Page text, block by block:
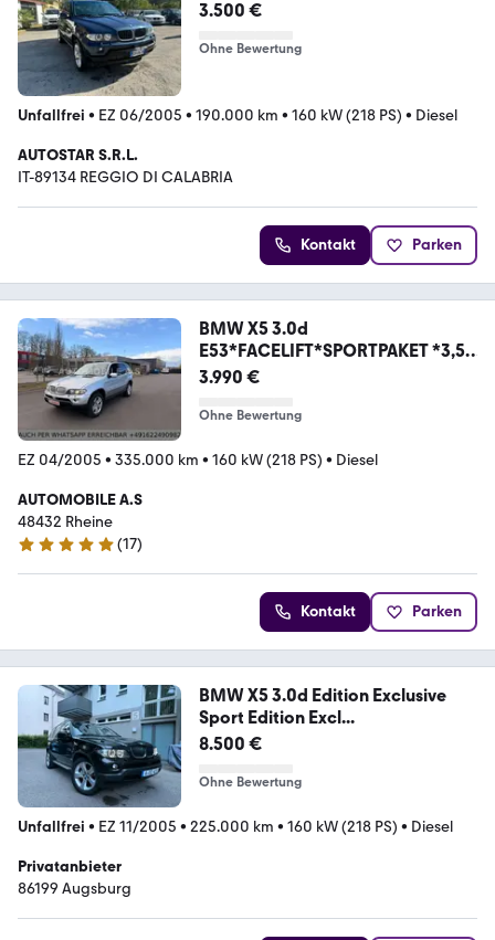
3.500 €
Ohne Bewertung
Unfallfrei • EZ 06/2005 • 190.000 km • 160 kW (218 PS) • Diesel
AUTOSTAR S.R.L.
IT-89134 REGGIO DI CALABRIA
Kontakt Parken
BMW X5 3.0d
E53*FACELIFT*SPORTPAKET *3,5
T AHK*LEDER
3.990 €
Ohne Bewertung
EZ 04/2005 • 335.000 km • 160 kW (218 PS) • Diesel
AUTOMOBILE A.S
48432 Rheine
5 Sterne
(17)
Kontakt Parken
BMW X5 3.0d Edition Exclusive
Sport Edition Excl...
8.500 €
Ohne Bewertung
Unfallfrei • EZ 11/2005 • 225.000 km • 160 kW (218 PS) • Diesel
Privatanbieter
86199 Augsburg